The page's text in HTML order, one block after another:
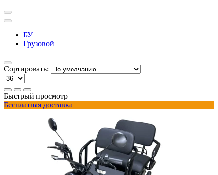
БУ
Грузовой
Сортировать:
Быстрый просмотр
Бесплатная доставка